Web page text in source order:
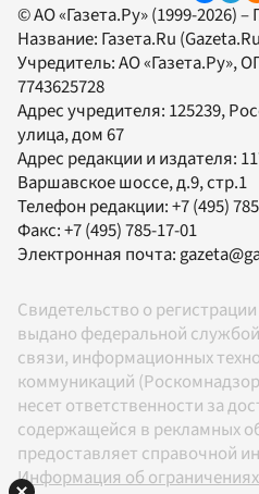
© АО «Газета.Ру» (1999-2026)
Название: Газета.Ru
Учредитель:АО «Газета.Ру»,
7743625728
Адрес учредителя: 125239,
улица, дом 67
Адрес редакции и издателя:
Варшавское шоссе, д.9, стр.1
Телефон редакции:+7 (495)
Факс:+7 (495) 785-17-01
Электронная почта:
Свидетельство о
выдано федеральной
связи, информационных
коммуникаций
несет ответственности за
содержащейся в рекламных
предоставляет справочной
Информация об ограничениях